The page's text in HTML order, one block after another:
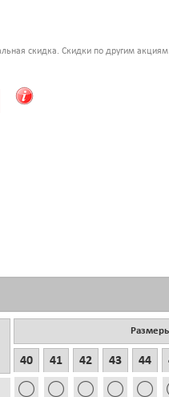
скидка. Скидки по другим акциям
40 41 42 43 44